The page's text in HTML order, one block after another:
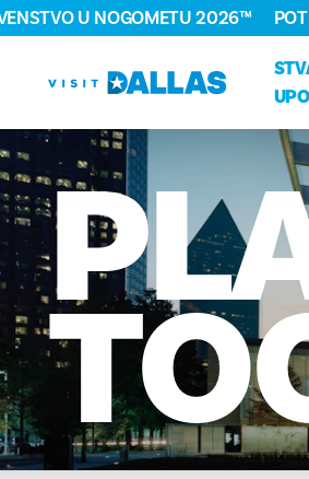
Preskoči na sadržaj
U NOGOMETU 2026™